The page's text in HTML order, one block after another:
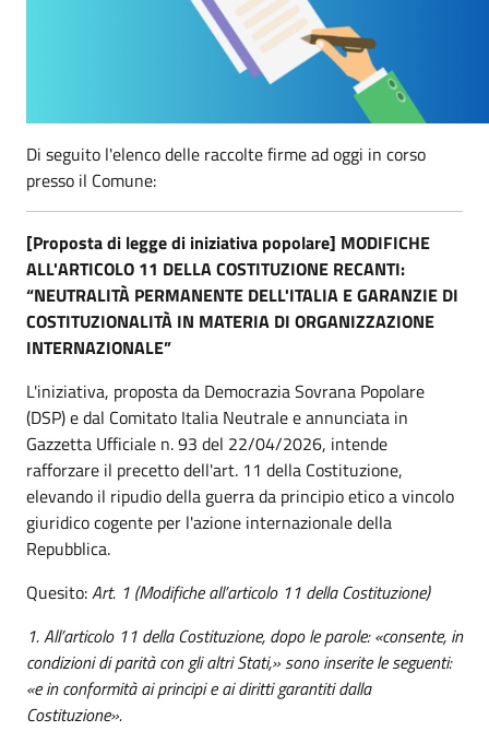
Di seguito l'elenco delle raccolte firme ad oggi in corso
presso il Comune:
[Proposta di legge di iniziativa popolare] MODIFICHE
ALL'ARTICOLO 11 DELLA COSTITUZIONE RECANTI:
“NEUTRALITÀ PERMANENTE DELL'ITALIA E GARANZIE DI
COSTITUZIONALITÀ IN MATERIA DI ORGANIZZAZIONE
INTERNAZIONALE”
L'iniziativa, proposta da Democrazia Sovrana Popolare
(DSP) e dal Comitato Italia Neutrale e annunciata in
Gazzetta Ufficiale n. 93 del 22/04/2026, intende
rafforzare il precetto dell'art. 11 della Costituzione,
elevando il ripudio della guerra da principio etico a vincolo
giuridico cogente per l'azione internazionale della
Repubblica.
Quesito:Art. 1 (Modifiche all’articolo 11 della Costituzione)
1. All’articolo 11 della Costituzione, dopo le parole: «consente, in
condizioni di parità con gli altri Stati,» sono inserite le seguenti:
«e in conformità ai principi e ai diritti garantiti dalla
Costituzione».